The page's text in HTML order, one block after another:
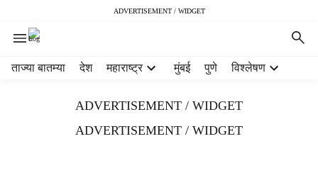
ADVERTISEMENT / WIDGET
ताज्या बातम्या देश महाराष्ट्र मुंबई पुणे विश्लेषण
ADVERTISEMENT / WIDGET
ADVERTISEMENT / WIDGET